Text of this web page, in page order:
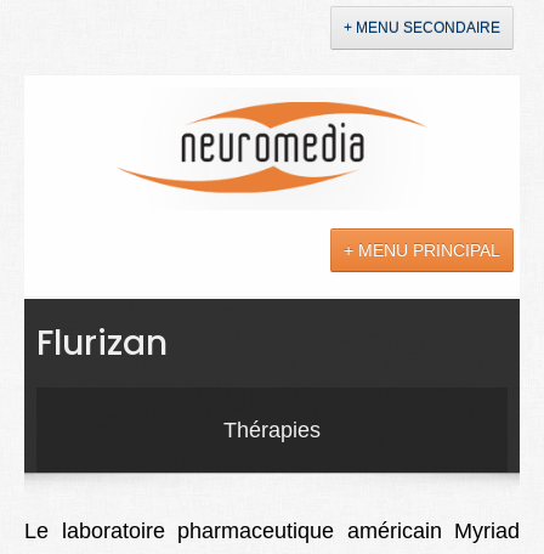
+ MENU SECONDAIRE
+ MENU PRINCIPAL
Actualités
Soins
Droit
Flurizan
Thérapies
Le laboratoire pharmaceutique américain Myriad